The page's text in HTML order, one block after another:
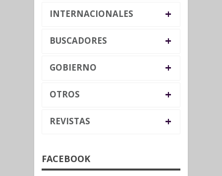
INTERNACIONALES +
BUSCADORES +
GOBIERNO +
OTROS +
REVISTAS +
FACEBOOK